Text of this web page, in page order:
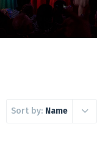
Sort by: Name